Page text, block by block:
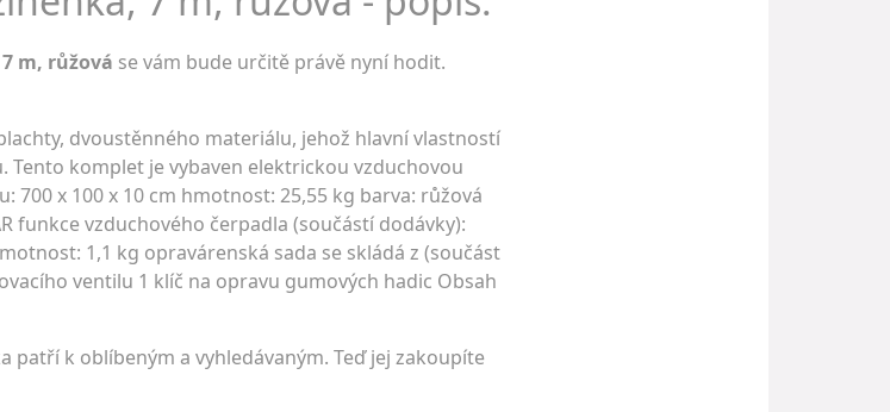
m, růžová se vám bude určitě právě nyní hodit.
dvoustěnného materiálu, jehož hlavní vlastností
komplet je vybaven elektrickou vzduchovou
x 100 x 10 cm hmotnost: 25,55 kg barva: růžová
funkce vzduchového čerpadla (součástí dodávky):
1,1 kg opravárenská sada se skládá z (součást
ventilu 1 klíč na opravu gumových hadic Obsah
patří k oblíbeným a vyhledávaným. Teď jej zakoupíte